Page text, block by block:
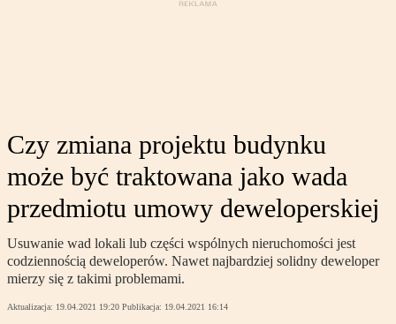
Czy zmiana projektu budynku
może być traktowana jako wada
przedmiotu umowy deweloperskiej
Usuwanie wad lokali lub części wspólnych nieruchomości jest
codziennością deweloperów. Nawet najbardziej solidny deweloper
mierzy się z takimi problemami.
Aktualizacja: 19.04.2021 19:20 Publikacja: 19.04.2021 16:14